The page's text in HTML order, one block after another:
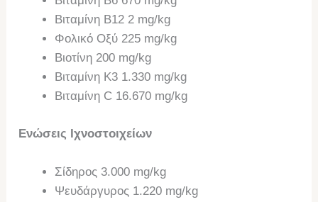
Βιταμίνη Β12 2 mg/kg
Φολικό Οξύ 225 mg/kg
Βιοτίνη 200 mg/kg
Βιταμίνη Κ3 1.330 mg/kg
Βιταμίνη C 16.670 mg/kg
Ενώσεις Ιχνοστοιχείων
Σίδηρος 3.000 mg/kg
Ψευδάργυρος 1.220 mg/kg